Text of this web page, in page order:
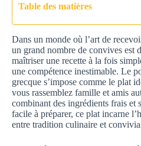
Table des matières
Dans un monde où l’art de
un grand nombre de convives est
maîtriser une recette à la fois
une compétence inestimable. Le
grecque s’impose comme le plat
vous rassemblez famille et amis
combinant des ingrédients frais et
facile à préparer, ce plat incarne
entre tradition culinaire et